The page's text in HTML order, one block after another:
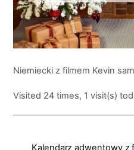
Niemiecki z filmem Kevin
Visited 24 times, 1 visit(s)
Kalendarz adwentowy z